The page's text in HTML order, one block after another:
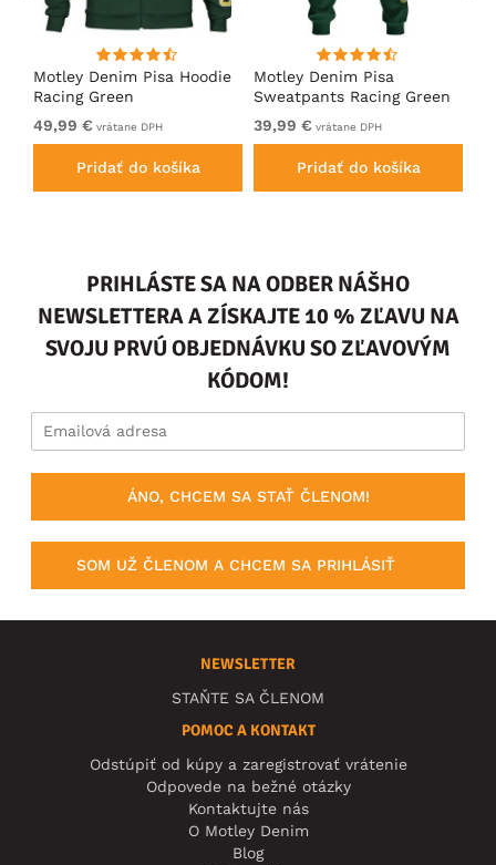
Motley Denim Pisa Hoodie
Racing Green
49,99 € vrátane DPH
Pridať do košíka
Motley Denim Pisa
Sweatpants Racing Green
39,99 € vrátane DPH
Pridať do košíka
PRIHLÁSTE SA NA ODBER NÁŠHO
NEWSLETTERA A ZÍSKAJTE 10 % ZĽAVU NA
SVOJU PRVÚ OBJEDNÁVKU SO ZĽAVOVÝM
KÓDOM!
ÁNO, CHCEM SA STAŤ ČLENOM!
SOM UŽ ČLENOM A CHCEM SA PRIHLÁSIŤ
NEWSLETTER
STAŇTE SA ČLENOM
POMOC A KONTAKT
Odstúpiť od kúpy a zaregistrovať vrátenie
Odpovede na bežné otázky
Kontaktujte nás
O Motley Denim
Blog